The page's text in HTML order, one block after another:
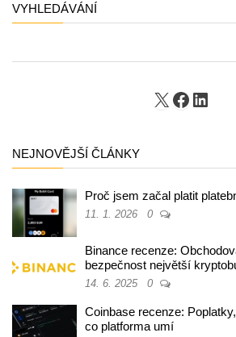
VYHLEDÁVÁNÍ
X
NEJNOVĚJŠÍ ČLÁNKY
Proč jsem začal platit
11. 1. 2026 0
Binance recenze:
bezpečnost největší
14. 6. 2025 0
Coinbase recenze:
co platforma umí